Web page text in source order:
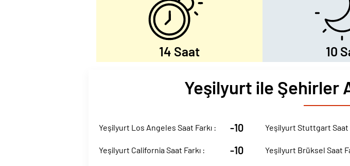
14 Saat 10
Yeşilyurt ile Şehirler
Yeşilyurt Los Angeles Saat Farkı : -10
Yeşilyurt California Saat Farkı : -10
Yeşilyurt Stuttgart Saat
Yeşilyurt Brüksel Saat